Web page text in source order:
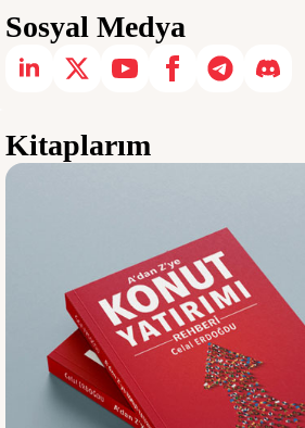
Sosyal Medya
Kitaplarım